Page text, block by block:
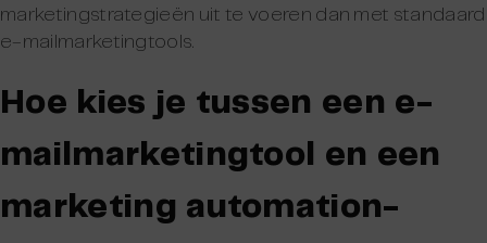
marketingstrategieën uit te voeren dan met standaard
e-mailmarketingtools.
Hoe kies je tussen een e-
mailmarketingtool en een
marketing automation-